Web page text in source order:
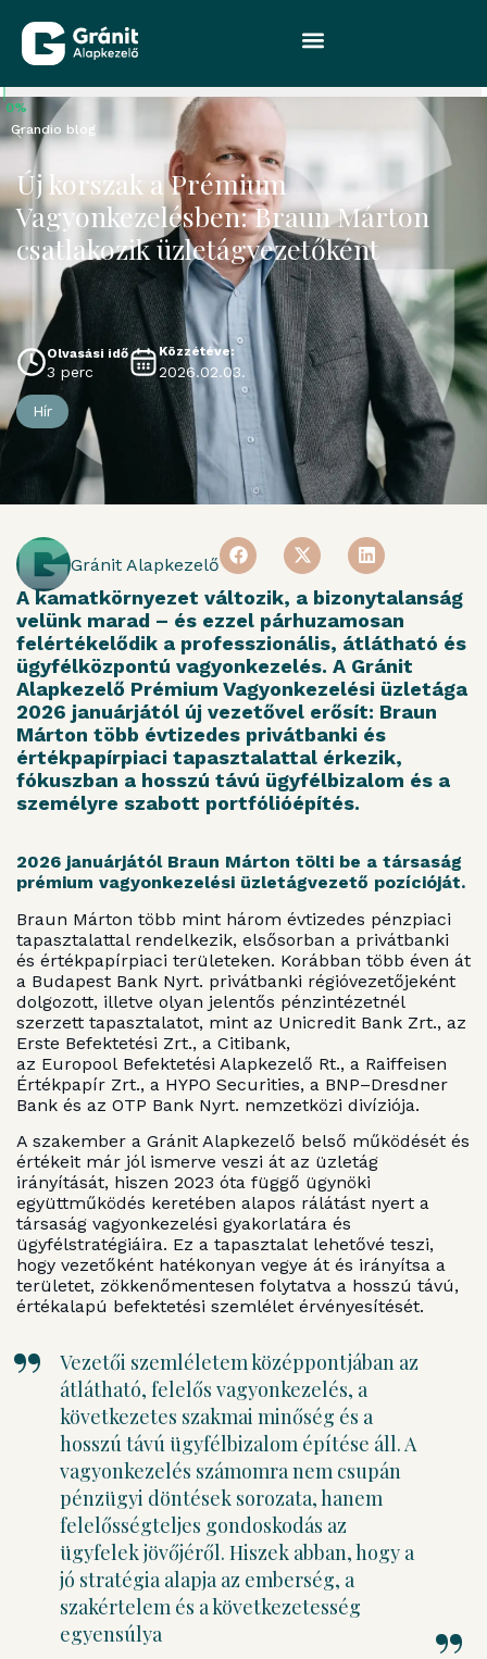
Grandio blog
Új korszak a Prémium
Vagyonkezelésben: Braun Márton
csatlakozik üzletágvezetőként
Olvasási idő
3 perc
Közzétéve:
2026.02.03.
Hír
Gránit Alapkezelő
A kamatkörnyezet változik, a bizonytalanság
velünk marad – és ezzel párhuzamosan
felértékelődik a professzionális, átlátható és
ügyfélközpontú vagyonkezelés. A Gránit
Alapkezelő Prémium Vagyonkezelési üzletága
2026 januárjától új vezetővel erősít: Braun
Márton több évtizedes privátbanki és
értékpapírpiaci tapasztalattal érkezik,
fókuszban a hosszú távú ügyfélbizalom és a
személyre szabott portfólióépítés.
2026 januárjától Braun Márton tölti be a társaság
prémium vagyonkezelési üzletágvezető pozícióját.
Braun Márton több mint három évtizedes pénzpiaci
tapasztalattal rendelkezik, elsősorban a privátbanki
és értékpapírpiaci területeken. Korábban több éven át
a Budapest Bank Nyrt. privátbanki régióvezetőjeként
dolgozott, illetve olyan jelentős pénzintézetnél
szerzett tapasztalatot, mint az Unicredit Bank Zrt., az
Erste Befektetési Zrt., a Citibank,
az Europool Befektetési Alapkezelő Rt., a Raiffeisen
Értékpapír Zrt., a HYPO Securities, a BNP–Dresdner
Bank és az OTP Bank Nyrt. nemzetközi divíziója.
A szakember a Gránit Alapkezelő belső működését és
értékeit már jól ismerve veszi át az üzletág
irányítását, hiszen 2023 óta függő ügynöki
együttműködés keretében alapos rálátást nyert a
társaság vagyonkezelési gyakorlatára és
ügyfélstratégiáira. Ez a tapasztalat lehetővé teszi,
hogy vezetőként hatékonyan vegye át és irányítsa a
területet, zökkenőmentesen folytatva a hosszú távú,
értékalapú befektetési szemlélet érvényesítését.
Vezetői szemléletem középpontjában az
átlátható, felelős vagyonkezelés, a
következetes szakmai minőség és a
hosszú távú ügyfélbizalom építése áll. A
vagyonkezelés számomra nem csupán
pénzügyi döntések sorozata, hanem
felelősségteljes gondoskodás az
ügyfelek jövőjéről. Hiszek abban, hogy a
jó stratégia alapja az emberség, a
szakértelem és a következetesség
egyensúlya
0%